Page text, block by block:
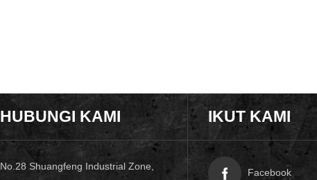
HUBUNGI KAMI
No.28 Shuangfeng Industrial Zone,
IKUT KAMI
Facebook